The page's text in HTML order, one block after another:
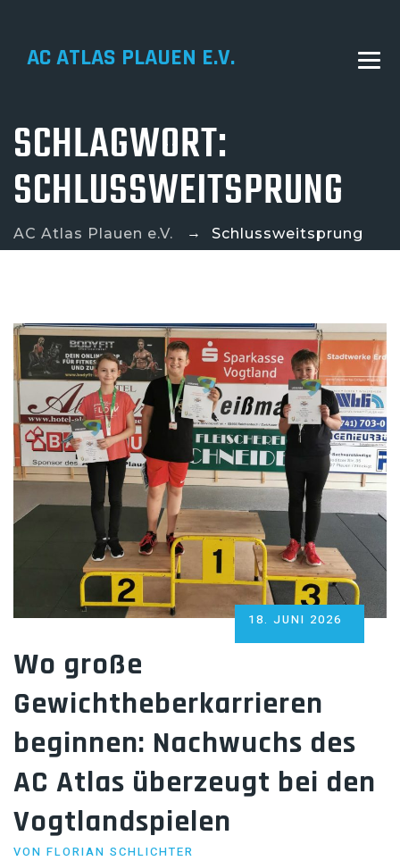
AC ATLAS PLAUEN E.V.
SCHLAGWORT:
SCHLUSSWEITSPRUNG
AC Atlas Plauen e.V. → Schlussweitsprung
Wo große
Gewichtheberkarrieren
beginnen: Nachwuchs des
AC Atlas überzeugt bei den
Vogtlandspielen
POSTED
ON
18. JUNI 2026
VON FLORIAN SCHLICHTER